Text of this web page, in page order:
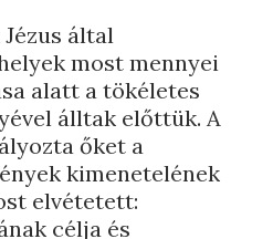
által
most mennyei
alatt a tökéletes
álltak előttük. A
őket a
kimenetelének
elvétetett:
célja és